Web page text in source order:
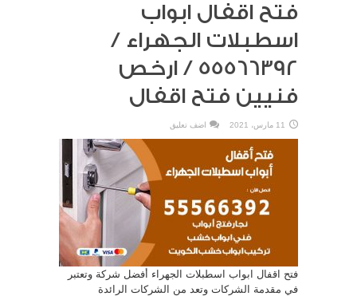
فتح اقفال ابواب
اسطبلات الجهراء /
55566392 / ارخص
فنيين فتح اقفال
11 مارس، 2021 اضف تعليق
فتح اقفال ابواب اسطبلات الجهراء أفضل شركة وتعتبر
في مقدمة الشركات وتعد من الشركات الرائدة